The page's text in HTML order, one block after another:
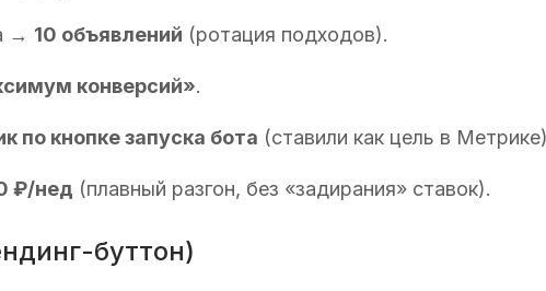
→ 10 объявлений (ротация подходов).
конверсий».
по кнопке запуска бота (ставили как цель в
₽/нед (плавный разгон, без «задирания» ставок).
буттон)